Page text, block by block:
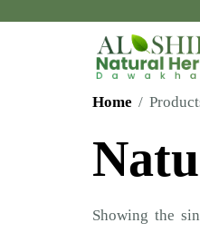
Home /
Showing the